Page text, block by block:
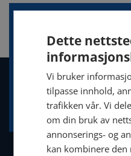
Trenger du mer
produkter?
Dette
Vi bruker
tilpasse innhold,
trafikken vår. Vi
om din bruk av
annonserings- og
kan kombinere den